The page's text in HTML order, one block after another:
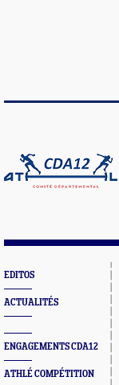
EDITOS
ACTUALITÉS
ENGAGEMENTS CDA12
ATHLÉ COMPÉTITION